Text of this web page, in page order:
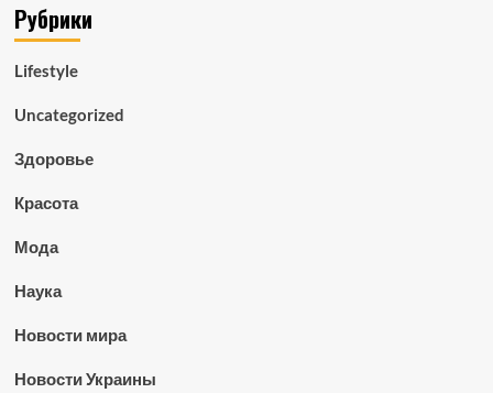
Рубрики
Lifestyle
Uncategorized
Здоровье
Красота
Мода
Наука
Новости мира
Новости Украины